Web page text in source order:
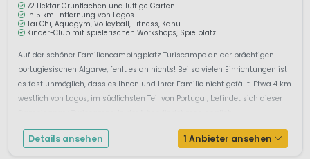
72 Hektar Grünflächen und luftige Gärten
In 5 km Entfernung von Lagos
Tai Chi, Aquagym, Volleyball, Fitness, Kanu
Kinder-Club mit spielerischen Workshops, Spielplatz
Auf der schöner Familiencampingplatz Turiscampo an der prächtigen
portugiesischen Algarve, fehlt es an nichts! Bei so vielen Einrichtungen ist
es fast unmöglich, dass es Ihnen und Ihrer Familie nicht gefällt. Etwa 4 km
westlich von Lagos, im südlichsten Teil von Portugal, befindet sich dieser
Details ansehen 1 Anbieter ansehen